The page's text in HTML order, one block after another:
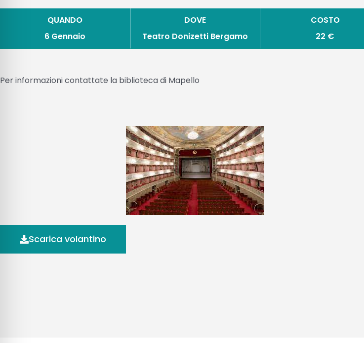
QUANDO
6 Gennaio
DOVE
Teatro Donizetti Bergamo
COSTO
22 €
Per informazioni contattate la biblioteca di Mapello
Scarica volantino